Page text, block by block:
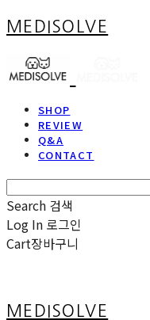
MEDISOLVE
SHOP
REVIEW
Q&A
CONTACT
Search 검색
Log In 로그인
Cart장바구니
MEDISOLVE